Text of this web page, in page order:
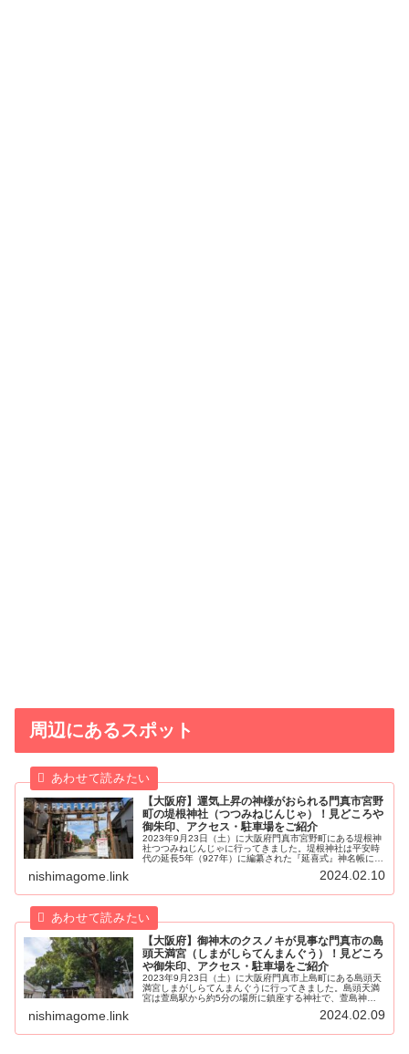
周辺にあるスポット
【大阪府】運気上昇の神様がおられる門真市宮野
町の堤根神社（つつみねじんじゃ）！見どころや
御朱印、アクセス・駐車場をご紹介
2023年9月23日（土）に大阪府門真市宮野町にある堤根神
社つつみねじんじゃに行ってきました。堤根神社は平安時
代の延長5年（927年）に編纂された『延喜式』神名帳にも
nishimagome.link 2024.02.10
【大阪府】御神木のクスノキが見事な門真市の島
頭天満宮（しまがしらてんまんぐう）！見どころ
や御朱印、アクセス・駐車場をご紹介
2023年9月23日（土）に大阪府門真市上島町にある島頭天
満宮しまがしらてんまんぐうに行ってきました。島頭天満
宮は萱島駅から約5分の場所に鎮座する神社で、萱島神社
nishimagome.link 2024.02.09